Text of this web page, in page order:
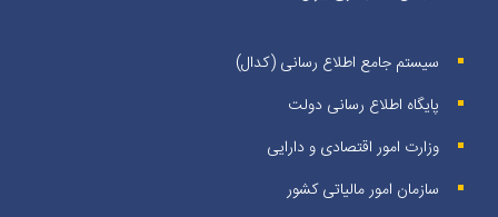
سیستم جامع اطلاع رسانی (کدال)
پایگاه اطلاع رسانی دولت
وزارت امور اقتصادی و دارایی
سازمان امور مالیاتی کشور